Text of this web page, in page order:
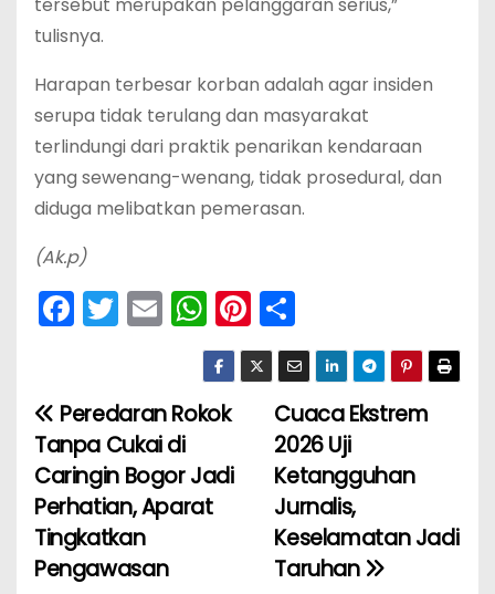
tulisnya.
‎Harapan terbesar korban adalah agar insiden
serupa tidak terulang dan masyarakat
terlindungi dari praktik penarikan kendaraan
yang sewenang-wenang, tidak prosedural, dan
diduga melibatkan pemerasan.
(Ak.p)
F
a
e
b
o
o
k
T
w
er
E
m
l
W
h
a
ts
p
p
Pi
nt
er
st
h
ar
e
N
a
v
i
Cuaca Ekstrem
2026 Uji
Ketangguhan
Jurnalis,
Keselamatan Jadi
Taruhan
Peredaran Rokok
Tanpa Cukai di
Caringin Bogor Jadi
Perhatian, Aparat
Tingkatkan
Pengawasan